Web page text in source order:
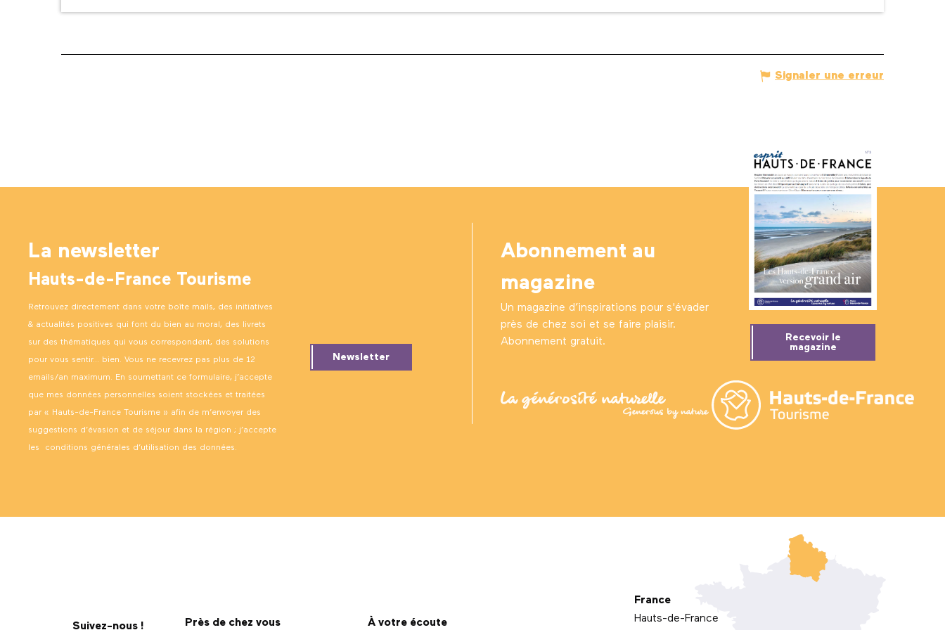
Signaler une erreur
La newsletter
Hauts-de-France Tourisme
Retrouvez directement dans votre boîte mails, des initiatives
& actualités positives qui font du bien au moral, des livrets
sur des thématiques qui vous correspondent, des solutions
pour vous sentir… bien. Vous ne recevrez pas plus de 12
emails/an maximum. En soumettant ce formulaire, j’accepte
que mes données personnelles soient stockées et traitées
par « Hauts-de-France Tourisme » afin de m’envoyer des
suggestions d’évasion et de séjour dans la région ; j’accepte
les conditions générales d’utilisation des données.
Newsletter
Abonnement au
magazine
Un magazine d’inspirations pour s'évader
près de chez soi et se faire plaisir.
Abonnement gratuit.
Recevoir le
magazine
Suivez-nous ! Près de chez vous À votre écoute
France
Hauts-de-France